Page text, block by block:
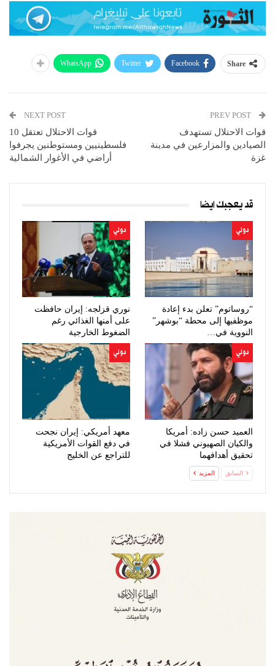
Share
Facebook
Twitter
WhatsApp
قوات الاحتلال تستهدف
الصيادين والمزارعين في مدينة
غزة
NEXT POST
قوات الاحتلال تعتقل 10
فلسطينيين ومستوطنين يجرفوا
أراضي في الأغوار الشمالية
قد يعجبك ايضا
دولي
“روساتوم” تعلن بدء إعادة
موظفيها إلى محطة “بوشهر”
النووية في…
دولي
نوري قزلجه: إيران حافظت
على أمنها الغذائي رغم
الضغوط الخارجية
دولي
العميد حسن زاده: أمريكا
والكيان الصهيوني فشلا في
تحقيق أهدافهما
دولي
معهد أمريكي: إيران نجحت
في دفع القوات الأمريكية
للتراجع عن الخليج
السابق المزيد